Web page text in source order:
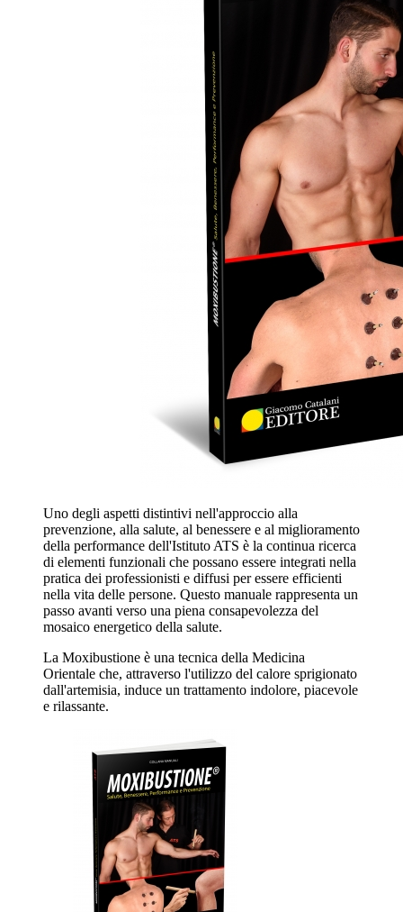
Uno degli aspetti distintivi nell'approccio alla
prevenzione, alla salute, al benessere e al miglioramento
della performance dell'Istituto ATS è la continua ricerca
di elementi funzionali che possano essere integrati nella
pratica dei professionisti e diffusi per essere efficienti
nella vita delle persone. Questo manuale rappresenta un
passo avanti verso una piena consapevolezza del
mosaico energetico della salute.
La Moxibustione è una tecnica della Medicina
Orientale che, attraverso l'utilizzo del calore sprigionato
dall'artemisia, induce un trattamento indolore, piacevole
e rilassante.